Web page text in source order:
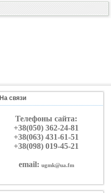
На связи
Телефоны сайта:
+38(050) 362-24-81
+38(063) 431-61-51
+38(098) 019-45-21
email: ugmk@ua.fm